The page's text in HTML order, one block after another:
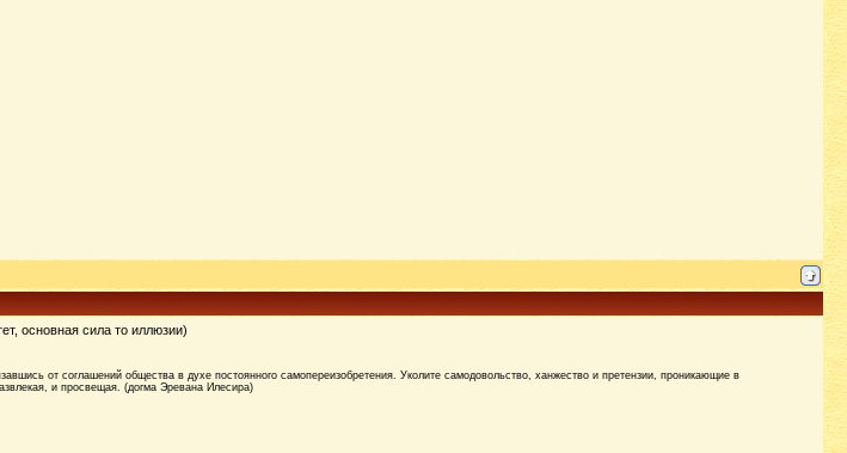
основная сила то иллюзии)
от соглашений общества в духе постоянного самопереизобретения. Уколите самодовольство, ханжество и претензии, проникающие в
и просвещая. (догма Эревана Илесира)